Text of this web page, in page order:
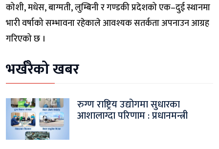
कोशी, मधेस, बाग्मती, लुम्बिनी र गण्डकी प्रदेशको एक–दुई स्थानमा
भारी वर्षाको सम्भावना रहेकाले आवश्यक सतर्कता अपनाउन आग्रह
गरिएको छ ।
भर्खरैको खबर
रुग्ण राष्ट्रिय उद्योगमा सुधारका
आशालाग्दा परिणाम : प्रधानमन्त्री